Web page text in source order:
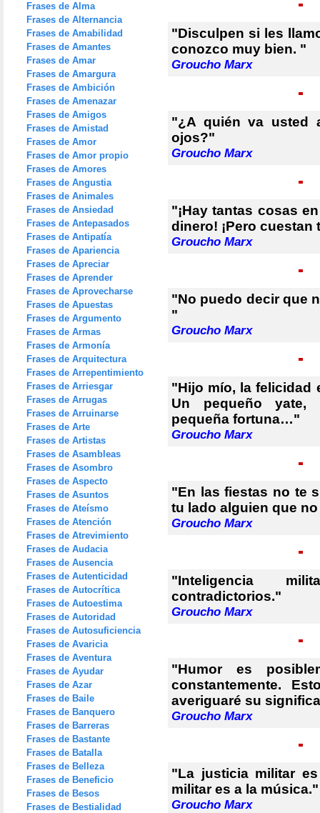
Frases de Alma
Frases de Alternancia
Frases de Amabilidad
Frases de Amantes
Frases de Amar
Frases de Amargura
Frases de Ambición
Frases de Amenazar
Frases de Amigos
Frases de Amistad
Frases de Amor
Frases de Amor propio
Frases de Amores
Frases de Angustia
Frases de Animales
Frases de Ansiedad
Frases de Antepasados
Frases de Antipatía
Frases de Apariencia
Frases de Apreciar
Frases de Aprender
Frases de Aprovecharse
Frases de Apuestas
Frases de Argumento
Frases de Armas
Frases de Armonía
Frases de Arquitectura
Frases de Arrepentimiento
Frases de Arriesgar
Frases de Arrugas
Frases de Arruinarse
Frases de Arte
Frases de Artistas
Frases de Asambleas
Frases de Asombro
Frases de Aspecto
Frases de Asuntos
Frases de Ateísmo
Frases de Atención
Frases de Atrevimiento
Frases de Audacia
Frases de Ausencia
Frases de Autenticidad
Frases de Autocrítica
Frases de Autoestima
Frases de Autoridad
Frases de Autosuficiencia
Frases de Avaricia
Frases de Aventura
Frases de Ayudar
Frases de Azar
Frases de Baile
Frases de Banquero
Frases de Barreras
Frases de Bastante
Frases de Batalla
Frases de Belleza
Frases de Beneficio
Frases de Besos
Frases de Bestialidad
"Disculpen si les
conozco muy bien. "
Groucho Marx
"¿A quién va usted
ojos?"
Groucho Marx
"¡Hay tantas cosas
dinero! ¡Pero cuestan
Groucho Marx
"No puedo decir que
"
Groucho Marx
"Hijo mío, la felicidad
Un pequeño yate,
pequeña fortuna…"
Groucho Marx
"En las fiestas no te
tu lado alguien que
Groucho Marx
"Inteligencia
contradictorios."
Groucho Marx
"Humor es
constantemente.
averiguaré su
Groucho Marx
"La justicia militar
militar es a la música."
Groucho Marx